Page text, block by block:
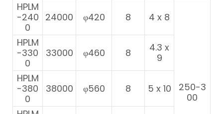
HPLM
-240
0
24000 φ420 8 4 x 8
250-3
00
HPLM
-330
0
33000 φ460 8
4.3 x
9
HPLM
-380
0
38000 φ560 8 5 x 10